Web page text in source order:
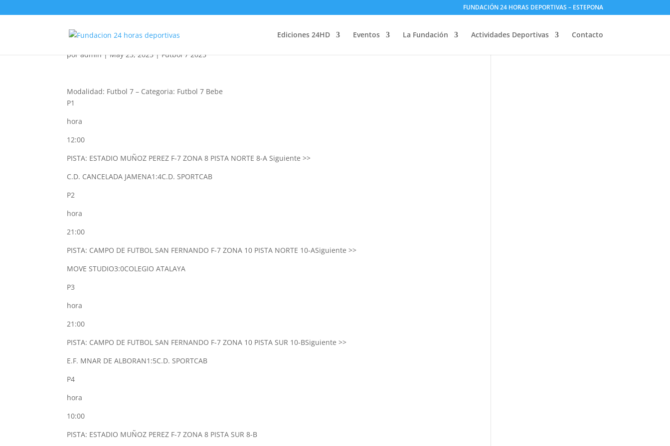
FUNDACIÓN 24 HORAS DEPORTIVAS – ESTEPONA
Ediciones 24HD Eventos La Fundación Actividades Deportivas Contacto
Futbol 7 Bebe 2025
poradmin|May 23, 2025|Futbol 7 2025
Modalidad: Futbol 7 – Categoria: Futbol 7 Bebe
P1
hora
12:00
PISTA: ESTADIO MUÑOZ PEREZ F-7 ZONA 8 PISTA NORTE 8-ASiguiente >>
C.D. CANCELADA JAMENA1:4C.D. SPORTCAB
P2
hora
21:00
PISTA: CAMPO DE FUTBOL SAN FERNANDO F-7 ZONA 10 PISTA NORTE 10-ASiguiente >>
MOVE STUDIO3:0COLEGIO ATALAYA
P3
hora
21:00
PISTA: CAMPO DE FUTBOL SAN FERNANDO F-7 ZONA 10 PISTA SUR 10-BSiguiente >>
E.F. MNAR DE ALBORAN1:5C.D. SPORTCAB
P4
hora
10:00
PISTA: ESTADIO MUÑOZ PEREZ F-7 ZONA 8 PISTA SUR 8-B